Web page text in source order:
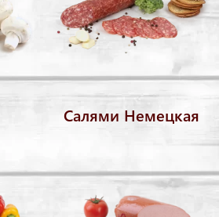
Салями Немецкая